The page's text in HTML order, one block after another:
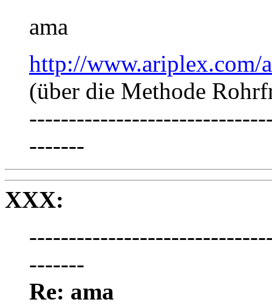
ama
http://www.ariplex.com/
(über die Methode
-------
XXX:
-------
Re: ama